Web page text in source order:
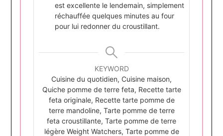
est excellente le lendemain, simplement
réchauffée quelques minutes au four
pour lui redonner du croustillant.
KEYWORD
Cuisine du quotidien, Cuisine maison,
Quiche pomme de terre feta, Recette tarte
feta originale, Recette tarte pomme de
terre mandoline, Tarte pomme de terre
feta croustillante, Tarte pomme de terre
légère Weight Watchers, Tarte pomme de